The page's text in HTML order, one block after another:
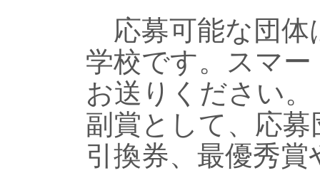
応募可能な団体
学校です。スマ
お送りください。
副賞として、応
引換券、最優秀